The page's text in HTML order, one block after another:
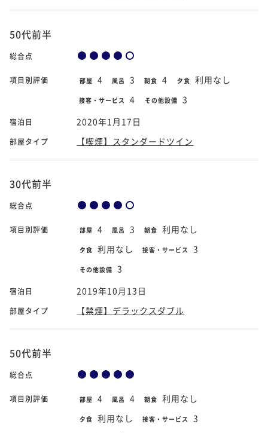
50代前半
総合点
項目別評価 部屋 4 風呂 3 朝食 4 夕食 利用なし
接客・サービス 4 その他設備 3
宿泊日 2020年1月17日
部屋タイプ 【喫煙】スタンダードツイン
30代前半
総合点
項目別評価 部屋 4 風呂 3 朝食 利用なし
夕食 利用なし 接客・サービス 3
その他設備 3
宿泊日 2019年10月13日
部屋タイプ 【禁煙】デラックスダブル
50代前半
総合点
項目別評価 部屋 4 風呂 4 朝食 利用なし
夕食 利用なし 接客・サービス 3